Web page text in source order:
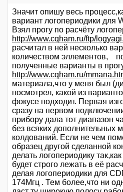
Значит опишу весь
вариант логопериодики для
Взял прогу по расчёту
http://www.cqham.ru/ftp/
расчитал в ней несколько
количеством эллементов,
полученные варианты в
http://www.cqham.ru/
материала,что у меня был
посмотрел, какой из
фокусе подходит. Первая
сразу на первом
прибору дала тот диапазон
без всяких дополнительных
колдований. Если не чем
образец другой сделанной
делать логопериодику
будет строго лежать в её
делая логопериодики для
174Мгц . Тем более,что ни